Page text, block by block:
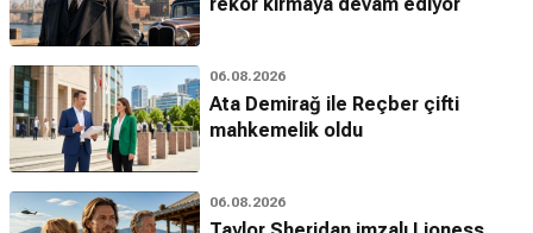
06.08.2026
Ata Demirağ ile Reçber çifti
mahkemelik oldu
06.08.2026